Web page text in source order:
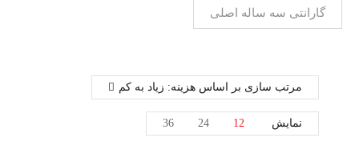
گارانتی سه ساله اصلی
برند ها
مرتب سازی بر اساس هزینه: زیاد به کم
نمایش 12
24
36